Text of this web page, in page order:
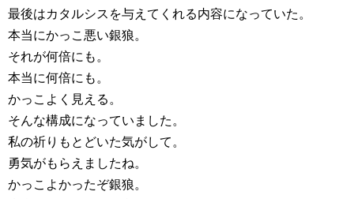
最後はカタルシスを与えてくれる内容になっていた。
本当にかっこ悪い銀狼。
それが何倍にも。
本当に何倍にも。
かっこよく見える。
そんな構成になっていました。
私の祈りもとどいた気がして。
勇気がもらえましたね。
かっこよかったぞ銀狼。